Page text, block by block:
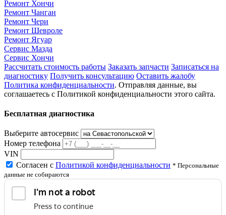
Ремонт Хончи
Ремонт Чанган
Ремонт Чери
Ремонт Шевроле
Ремонт Ягуар
Сервис Мазда
Сервис Хончи
Рассчитать стоимость работы Заказать запчасти Записаться на
диагностику Получить консультацию Оставить жалобу
Политика конфиденциальности. Отправляя данные, вы
соглашаетесь с Политикой конфиденциальности этого сайта.
Бесплатная диагностика
Выберите автосервис
Номер телефона
VIN
Согласен с Политикой конфиденциальности * Персональные
данные не собираются